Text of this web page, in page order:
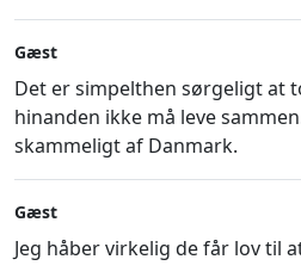
Gæst
Det er simpelthen sørgeligt at
hinanden ikke må leve
skammeligt af Danmark.
Gæst
Jeg håber virkelig de får lov til